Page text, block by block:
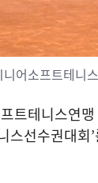
어소프트테니
트테니스연맹
스선수권대회’